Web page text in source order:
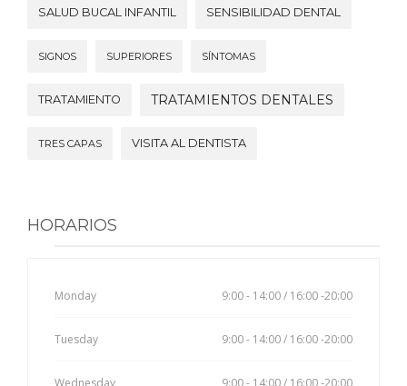
SALUD BUCAL INFANTIL SENSIBILIDAD DENTAL
SIGNOS SUPERIORES SÍNTOMAS
TRATAMIENTO TRATAMIENTOS DENTALES
TRES CAPAS VISITA AL DENTISTA
HORARIOS
Monday 9:00 - 14:00 / 16:00 -20:00
Tuesday 9:00 - 14:00 / 16:00 -20:00